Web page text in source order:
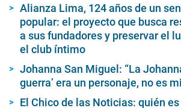
Alianza Lima, 124 años de un
popular: el proyecto que busca
a sus fundadores y preservar el
el club íntimo
Johanna San Miguel: “La
guerra’ era un personaje, no es
El Chico de las Noticias: quién